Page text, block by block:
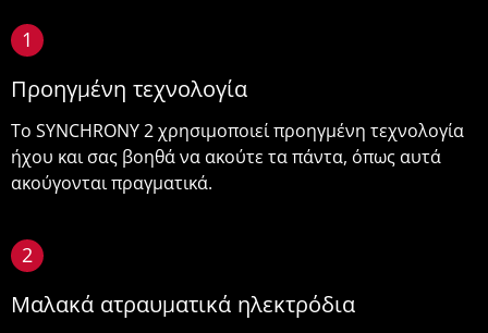
1
Προηγμένη τεχνολογία
Το SYNCHRONY 2 χρησιμοποιεί προηγμένη τεχνολογία
ήχου και σας βοηθά να ακούτε τα πάντα, όπως αυτά
ακούγονται πραγματικά.
2
Μαλακά ατραυματικά ηλεκτρόδια